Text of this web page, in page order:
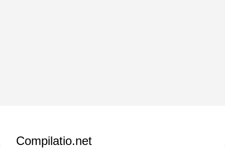
Compilatio.net